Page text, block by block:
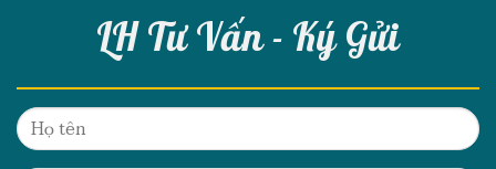
LH Tư Vấn - Ký Gửi